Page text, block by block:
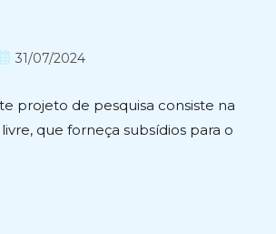
31/07/2024
projeto de pesquisa consiste na
que forneça subsídios para o